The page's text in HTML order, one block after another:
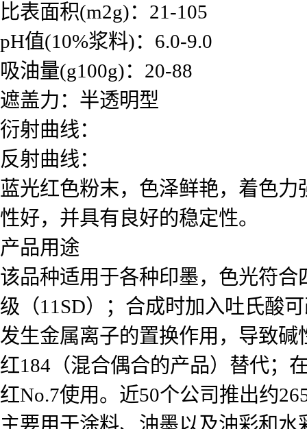
比表面积(m2g)：21-105
pH值(10%浆料)：6.0-9.0
吸油量(g100g)：20-88
遮盖力：半透明型
衍射曲线：
反射曲线：
蓝光红色粉末，色泽鲜艳，着色
性好，并具有良好的稳定性。
产品用途
该品种适用于各种印墨，色光符
级（11SD）；合成时加入吐氏酸
发生金属离子的置换作用，导致
红184（混合偶合的产品）替代；
红No.7使用。近50个公司推出约
主要用于涂料、油墨以及油彩和